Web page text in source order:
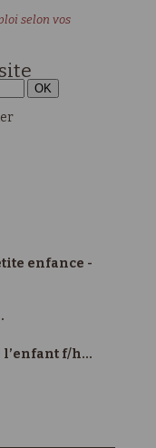
selon vos
enfance -
l’enfant f/h...